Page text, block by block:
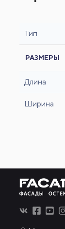
Тип
РАЗМЕРЫ
Длина
Ширина